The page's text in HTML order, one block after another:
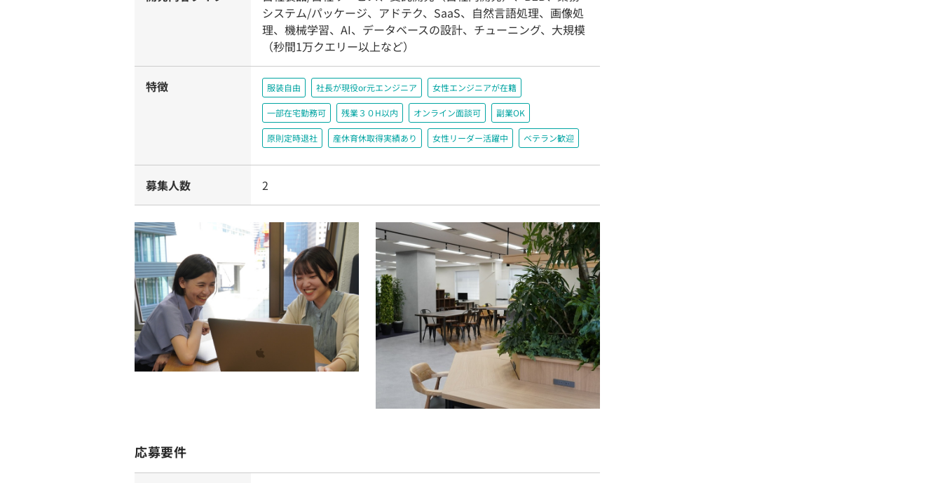
システム/パッケージ、アドテク、SaaS、自然言語処理、画像処
理、機械学習、AI、データベースの設計、チューニング、大規模
（秒間1万クエリー以上など）
特徴 服装自由 社長が現役or元エンジニア 女性エンジニアが在籍
一部在宅勤務可 残業３０H以内 オンライン面談可 副業OK
原則定時退社 産休育休取得実績あり 女性リーダー活躍中 ベテラン歓迎
募集人数 2
応募要件